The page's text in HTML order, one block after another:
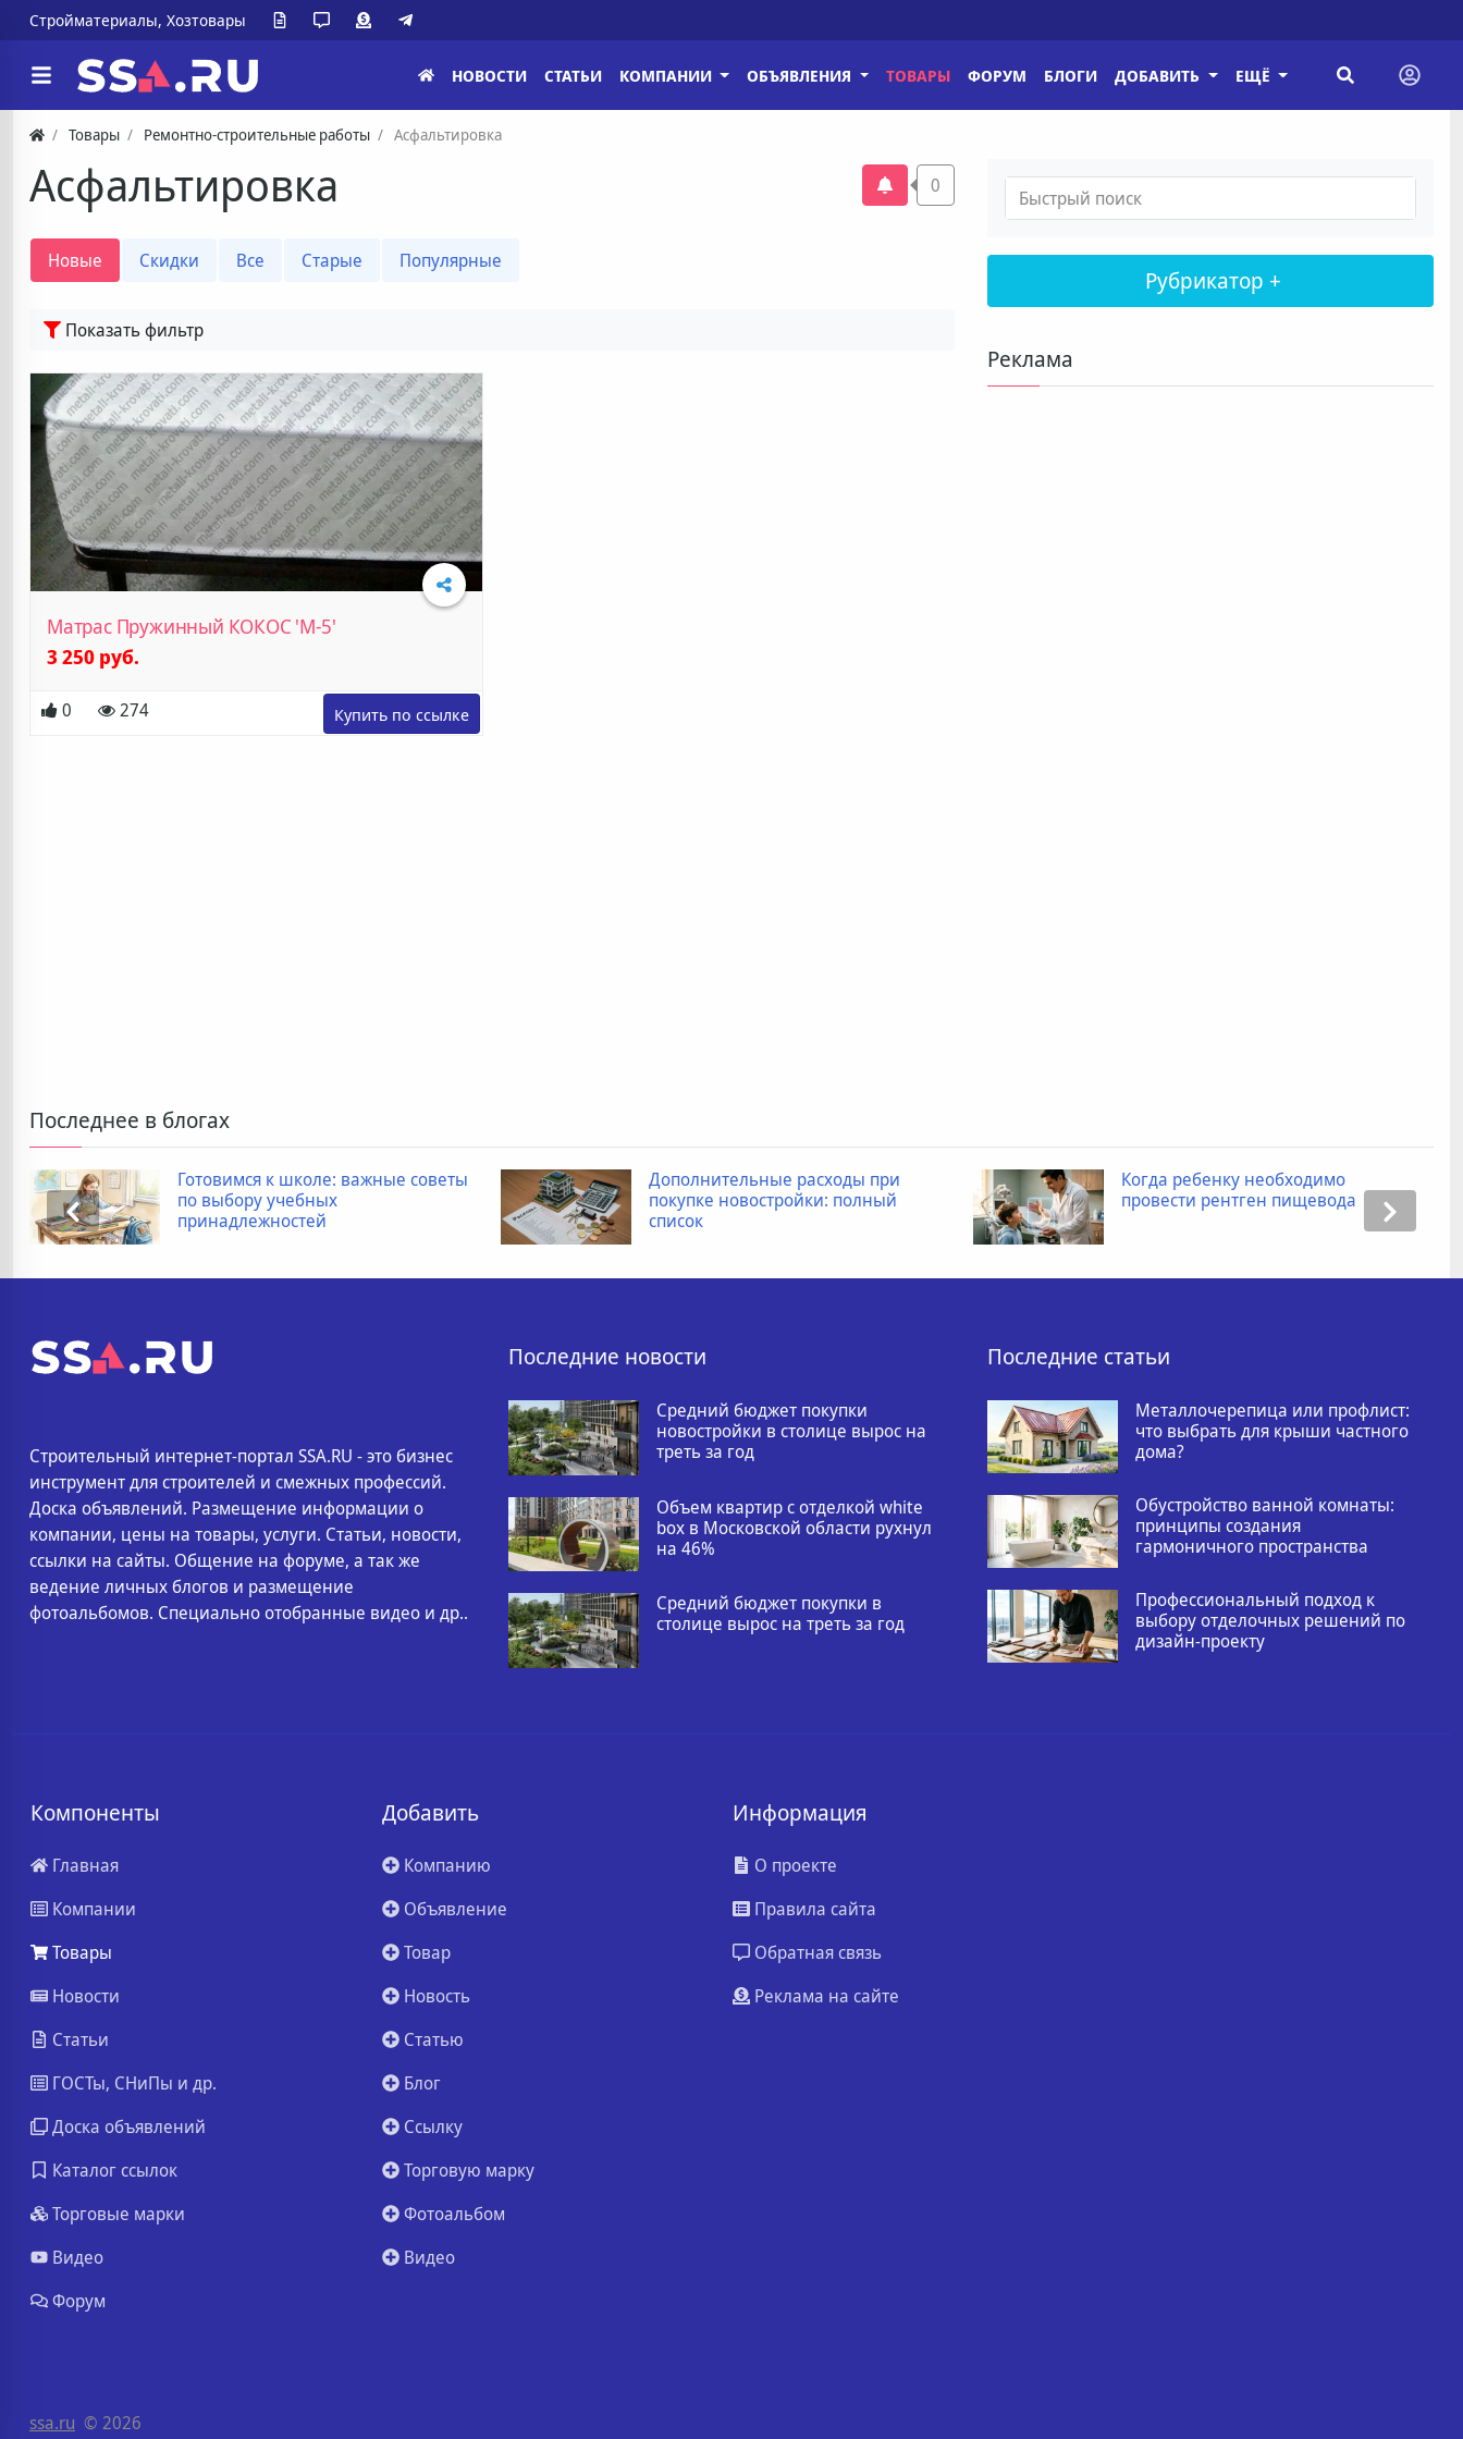
Стройматериалы, Хозтовары
НОВОСТИ СТАТЬИ КОМПАНИИ ОБЪЯВЛЕНИЯ ТОВАРЫ ФОРУМ БЛОГИ ДОБАВИТЬ ЕЩЁ
Товары Ремонтно-строительные работы Асфальтировка
Асфальтировка 0
Новые Скидки Все Старые Популярные
Показать фильтр
Матрас Пружинный КОКОС 'М-5'
3 250 руб.
0 274
Рубрикатор +
Реклама
Последнее в блогах
Готовимся к школе: важные советы
по выбору учебных
принадлежностей
Дополнительные расходы при
покупке новостройки: полный
список
Когда ребенку необходимо
провести рентген пищевода
Строительный интернет-портал SSA.RU - это бизнес
инструмент для строителей и смежных профессий.
Доска объявлений. Размещение информации о
компании, цены на товары, услуги. Статьи, новости,
ссылки на сайты. Общение на форуме, а так же
ведение личных блогов и размещение
фотоальбомов. Специально отобранные видео и др..
Последние новости
Средний бюджет покупки
новостройки в столице вырос на
треть за год
Объем квартир с отделкой white
box в Московской области рухнул
на 46%
Средний бюджет покупки в
столице вырос на треть за год
Последние статьи
Металлочерепица или профлист:
что выбрать для крыши частного
дома?
Обустройство ванной комнаты:
принципы создания
гармоничного пространства
Профессиональный подход к
выбору отделочных решений по
дизайн-проекту
Компоненты
Главная
Компании
Товары
Новости
Статьи
ГОСТы, СНиПы и др.
Доска объявлений
Каталог ссылок
Торговые марки
Видео
Форум
Добавить
Компанию
Объявление
Товар
Новость
Статью
Блог
Ссылку
Торговую марку
Фотоальбом
Видео
Информация
О проекте
Правила сайта
Обратная связь
Реклама на сайте
ssa.ru © 2026